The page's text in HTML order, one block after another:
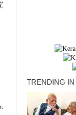
TRENDING IN